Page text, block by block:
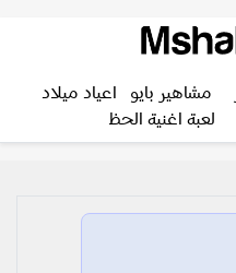
مشاهير بايو
اعياد ميلاد
لعبة اغنية الحظ